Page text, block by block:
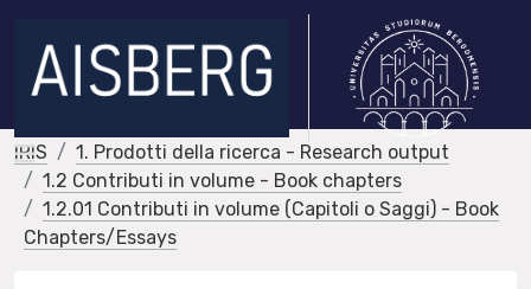
IRIS
1. Prodotti della ricerca - Research output
1.2 Contributi in volume - Book chapters
1.2.01 Contributi in volume (Capitoli o Saggi) - Book
Chapters/Essays